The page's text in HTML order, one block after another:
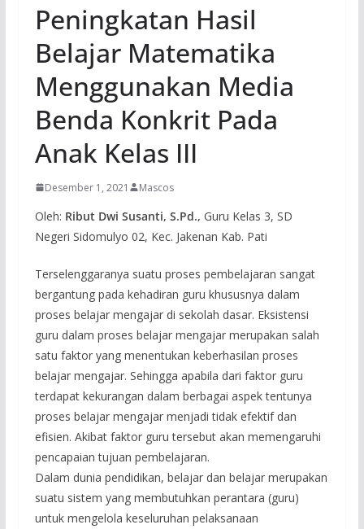
Peningkatan Hasil
Belajar Matematika
Menggunakan Media
Benda Konkrit Pada
Anak Kelas III
Desember 1, 2021 Mascos
Oleh: Ribut Dwi Susanti, S.Pd., Guru Kelas 3, SD
Negeri Sidomulyo 02, Kec. Jakenan Kab. Pati
Terselenggaranya suatu proses pembelajaran sangat
bergantung pada kehadiran guru khususnya dalam
proses belajar mengajar di sekolah dasar. Eksistensi
guru dalam proses belajar mengajar merupakan salah
satu faktor yang menentukan keberhasilan proses
belajar mengajar. Sehingga apabila dari faktor guru
terdapat kekurangan dalam berbagai aspek tentunya
proses belajar mengajar menjadi tidak efektif dan
efisien. Akibat faktor guru tersebut akan memengaruhi
pencapaian tujuan pembelajaran.
Dalam dunia pendidikan, belajar dan belajar merupakan
suatu sistem yang membutuhkan perantara (guru)
untuk mengelola keseluruhan pelaksanaan